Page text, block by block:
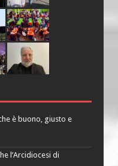
è buono, giusto e
l’Arcidiocesi di